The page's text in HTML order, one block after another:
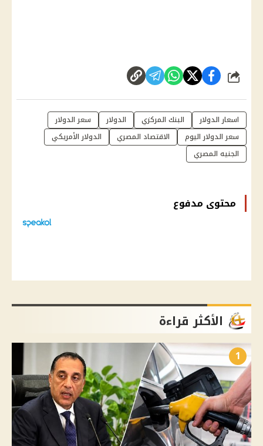
شارك
اسعار الدولار البنك المركزي الدولار
سعر الدولار
سعر الدولار اليوم
الاقتصاد المصري
الدولار الأمريكي
الجنيه المصري
محتوى مدفوع
الأكثر قراءة
1